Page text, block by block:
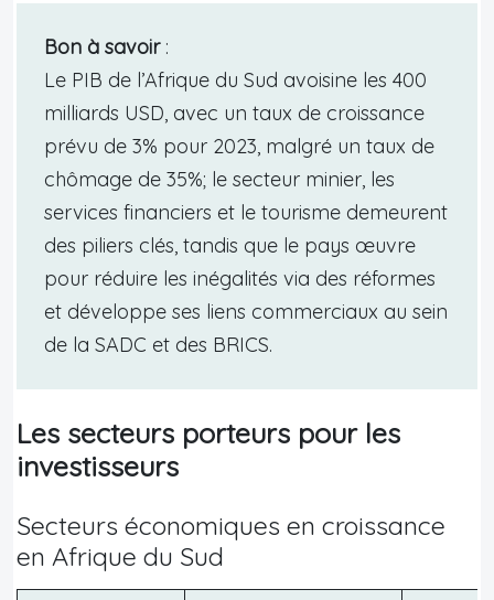
Bon à savoir:
Le PIB de l’Afrique du Sud avoisine les 400
milliards USD, avec un taux de croissance
prévu de 3% pour 2023, malgré un taux de
chômage de 35%; le secteur minier, les
services financiers et le tourisme demeurent
des piliers clés, tandis que le pays œuvre
pour réduire les inégalités via des réformes
et développe ses liens commerciaux au sein
de la SADC et des BRICS.
Les secteurs porteurs pour les
investisseurs
Secteurs économiques en croissance
en Afrique du Sud